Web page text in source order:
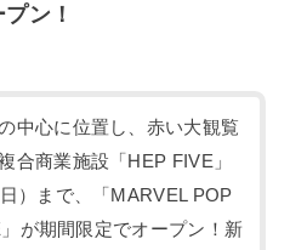
ン！
中心に位置し、赤い大観覧
合商業施設「HEP FIVE」
）まで、「MARVEL POP
が期間限定でオープン！新